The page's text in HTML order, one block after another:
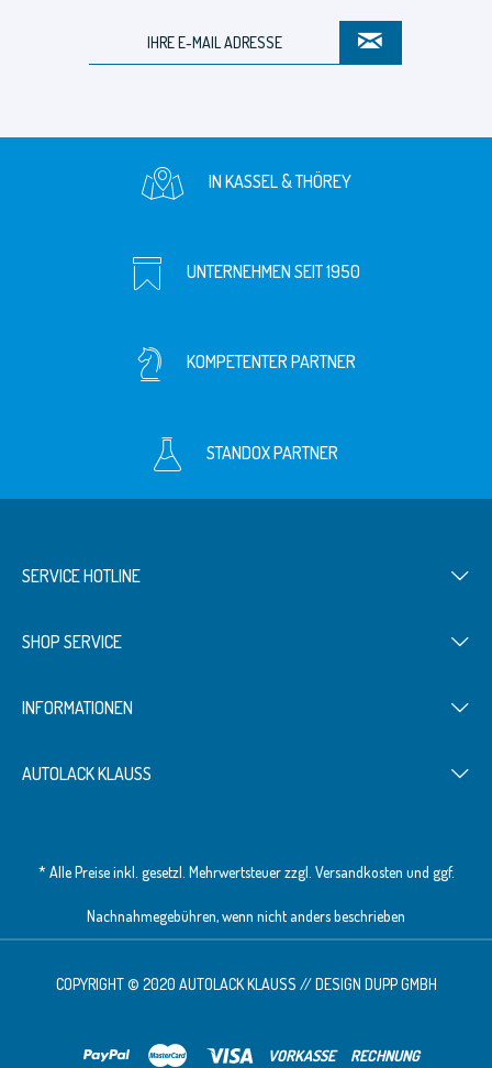
IN KASSEL & THÖREY
UNTERNEHMEN SEIT 1950
KOMPETENTER PARTNER
STANDOX PARTNER
SERVICE HOTLINE
SHOP SERVICE
INFORMATIONEN
AUTOLACK KLAUSS
* Alle Preise inkl. gesetzl. Mehrwertsteuer zzgl. Versandkosten und ggf.
Nachnahmegebühren, wenn nicht anders beschrieben
COPYRIGHT © 2020 AUTOLACK KLAUSS // DESIGN DUPP GMBH
VORKASSE RECHNUNG